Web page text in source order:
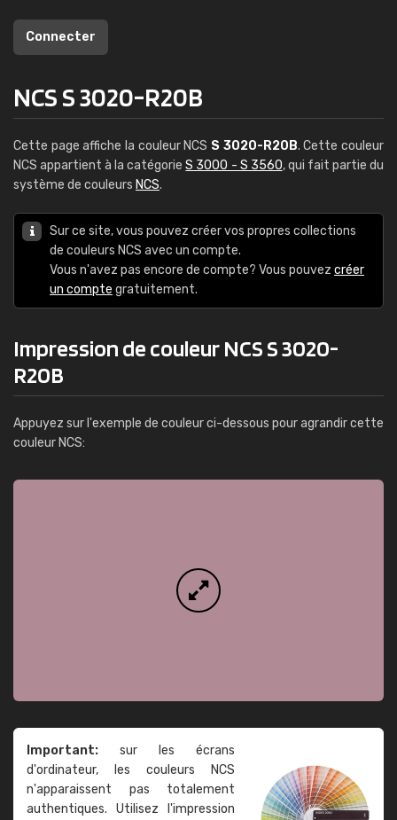
Connecter
NCS S 3020-R20B
Cette page affiche la couleur NCS S 3020-R20B. Cette couleur
NCS appartient à la catégorieS 3000 - S 3560, qui fait partie du
système de couleurs NCS.
Sur ce site, vous pouvez créer vos propres collections
de couleurs NCS avec un compte.
Vous n'avez pas encore de compte? Vous pouvez créer
un compte gratuitement.
Impression de couleur NCS S 3020-
R20B
Appuyez sur l'exemple de couleur ci-dessous pour agrandir cette
couleur NCS:
Important: sur les écrans
d'ordinateur, les couleurs NCS
n'apparaissent pas totalement
authentiques. Utilisez l'impression